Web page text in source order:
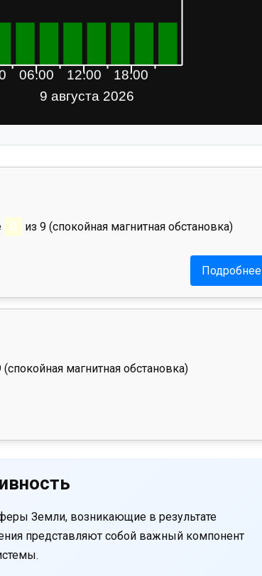
0 из 9 (спокойная магнитная обстановка)
Подробнее
(спокойная магнитная обстановка)
Земли, возникающие в результате
представляют собой важный компонент